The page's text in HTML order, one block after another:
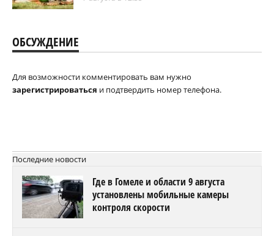
ОБСУЖДЕНИЕ
Для возможности комментировать вам нужно
зарегистрироваться и подтвердить номер телефона.
Последние новости
Где в Гомеле и области 9 августа
установлены мобильные камеры
контроля скорости